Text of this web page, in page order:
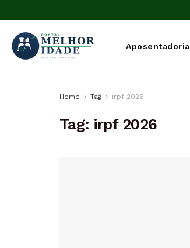
Aposentadoria
Home Tag irpf 2026
Tag: irpf 2026